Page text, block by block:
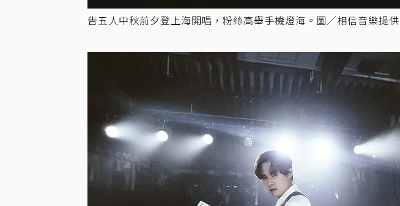
告五人中秋前夕登上海開唱，粉絲高舉手機燈海。圖／相信音樂提供